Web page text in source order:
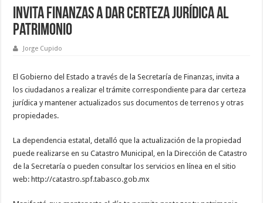
Invita Finanzas a dar certeza jurídica al
patrimonio
Jorge Cupido
El Gobierno del Estado a través de la Secretaría de Finanzas, invita a
los ciudadanos a realizar el trámite correspondiente para dar certeza
jurídica y mantener actualizados sus documentos de terrenos y otras
propiedades.
La dependencia estatal, detalló que la actualización de la propiedad
puede realizarse en su Catastro Municipal, en la Dirección de Catastro
de la Secretaría o pueden consultar los servicios en línea en el sitio
web: http://catastro.spf.tabasco.gob.mx